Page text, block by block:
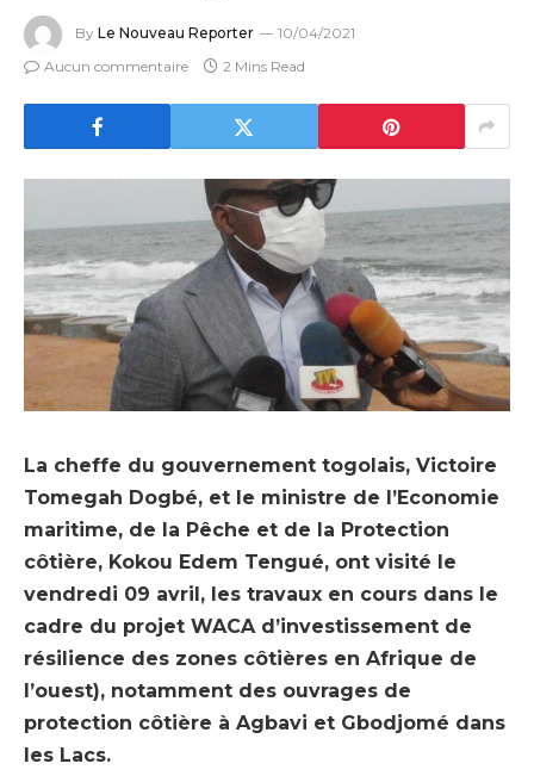
By Le Nouveau Reporter
10/04/2021
Aucun commentaire
2 Mins Read
La cheffe du gouvernement togolais, Victoire
Tomegah Dogbé, et le ministre de l’Economie
maritime, de la Pêche et de la Protection
côtière, Kokou Edem Tengué, ont visité le
vendredi 09 avril, les travaux en cours dans le
cadre du projet WACA d’investissement de
résilience des zones côtières en Afrique de
l’ouest), notamment des ouvrages de
protection côtière à Agbavi et Gbodjomé dans
les Lacs.